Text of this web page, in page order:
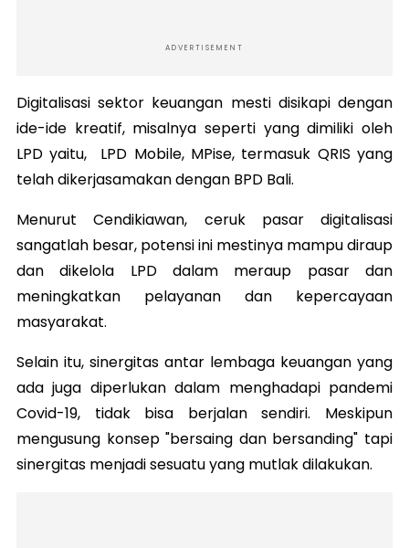
ADVERTISEMENT
Digitalisasi sektor keuangan mesti disikapi dengan
ide-ide kreatif, misalnya seperti yang dimiliki oleh
LPD yaitu, LPD Mobile, MPise, termasuk QRIS yang
telah dikerjasamakan dengan BPD Bali.
Menurut Cendikiawan, ceruk pasar digitalisasi
sangatlah besar, potensi ini mestinya mampu diraup
dan dikelola LPD dalam meraup pasar dan
meningkatkan pelayanan dan kepercayaan
masyarakat.
Selain itu, sinergitas antar lembaga keuangan yang
ada juga diperlukan dalam menghadapi pandemi
Covid-19, tidak bisa berjalan sendiri. Meskipun
mengusung konsep "bersaing dan bersanding" tapi
sinergitas menjadi sesuatu yang mutlak dilakukan.